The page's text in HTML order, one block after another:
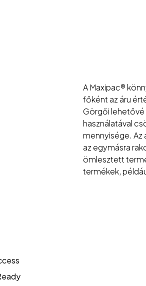
A Maxipac®
főként az áru
Görgői lehetővé
használatával
mennyisége. Az
az egymásra
ömlesztett
termékek,